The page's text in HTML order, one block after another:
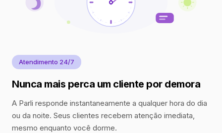
Atendimento 24/7
Nunca mais perca um cliente por demora
A Parli responde instantaneamente a qualquer hora do dia
ou da noite. Seus clientes recebem atenção imediata,
mesmo enquanto você dorme.